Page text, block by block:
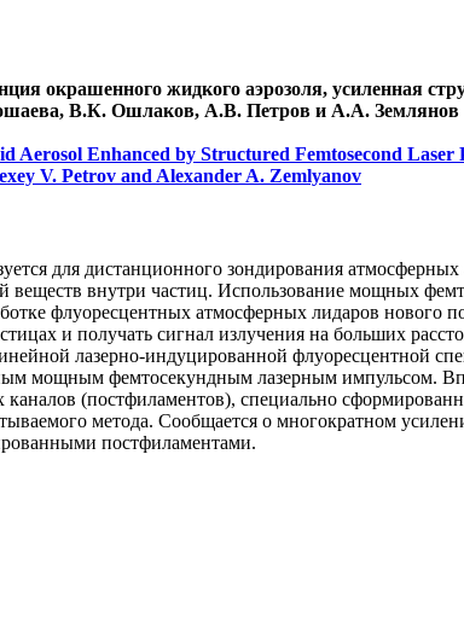
окрашенного жидкого аэрозоля, усиленная
В.К. Ошлаков, А.В. Петров и А.А. Землянов
Aerosol Enhanced by Structured Femtosecond
V. Petrov and Alexander A. Zemlyanov
для дистанционного зондирования
внутри частиц. Использование мощных
флуоресцентных атмосферных лидаров нового
и получать сигнал излучения на больших
лазерно-индуцированной флуоресцентной
мощным фемтосекундным лазерным импульсом.
(постфиламентов), специально
метода. Сообщается о многократном
постфиламентами.